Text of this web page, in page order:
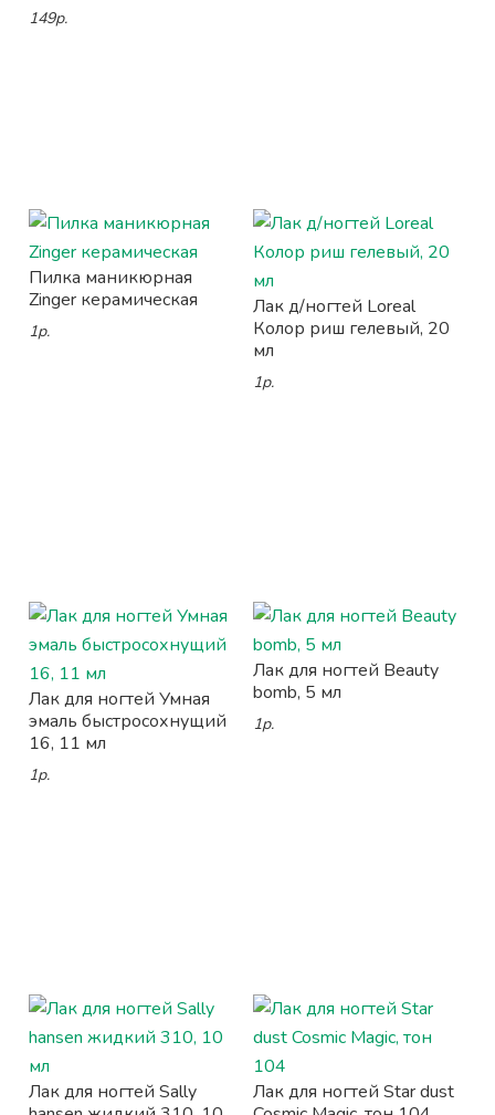
149р.
Пилка маникюрная
Zinger керамическая
1р.
Лак д/ногтей Loreal
Колор риш гелевый, 20
мл
1р.
Лак для ногтей Умная
эмаль быстросохнущий
16, 11 мл
1р.
Лак для ногтей Beauty
bomb, 5 мл
1р.
Лак для ногтей Sally
Лак для ногтей Star dust